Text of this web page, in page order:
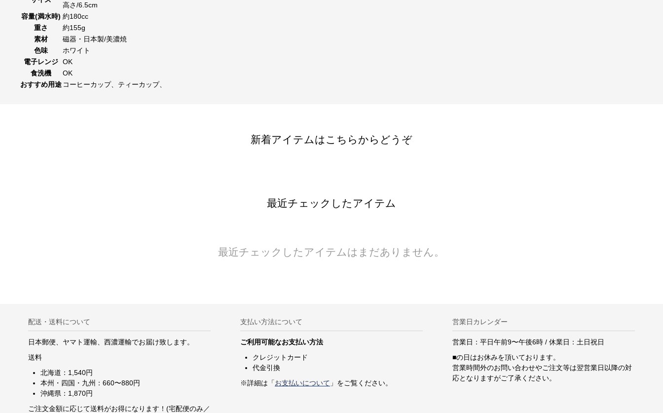
高さ/6.5cm
容量(満水時) 約180cc
重さ
約155g
素材
磁器・日本製/美濃焼
色味
ホワイト
電子レンジ OK
食洗機
OK
おすすめ用途 コーヒーカップ、ティーカップ、
新着アイテムはこちらからどうぞ
最近チェックしたアイテム
最近チェックしたアイテムはまだありません。
配送・送料について
日本郵便、ヤマト運輸、西濃運輸でお届け致します。
送料
北海道：1,540円
本州・四国・九州：660〜880円
沖縄県：1,870円
ご注文金額に応じて送料がお得になります！(宅配便のみ／
支払い方法について
ご利用可能なお支払い方法
クレジットカード
代金引換
※詳細は「お支払いについて 」をご覧ください。
営業日カレンダー
営業日：平日午前9〜午後6時 / 休業日：土日祝日
■の日はお休みを頂いております。
営業時間外のお問い合わせやご注文等は翌営業日以降の対
応となりますがご了承ください。